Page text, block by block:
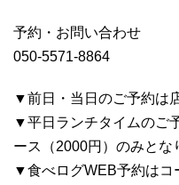
予約・お問い合わせ
050-5571-8864
▼前日・当日のご予約は
▼平日ランチタイムのご
ース（2000円）のみとな
▼食べログWEB予約はコ